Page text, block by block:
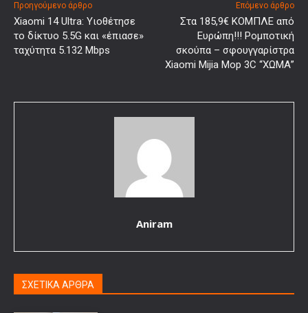
Προηγούμενο άρθρο
Xiaomi 14 Ultra: Υιοθέτησε
το δίκτυο 5.5G και «έπιασε»
ταχύτητα 5.132 Mbps
Επόμενο άρθρο
Στα 185,9€ ΚΟΜΠΛΕ από
Ευρώπη!!! Ρομποτική
σκούπα – σφουγγαρίστρα
Xiaomi Mijia Mop 3C “ΧΩΜΑ”
Aniram
ΣΧΕΤΙΚΑ ΑΡΘΡΑ